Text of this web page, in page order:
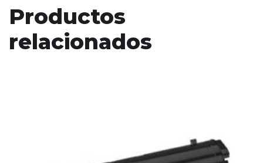
Productos
relacionados